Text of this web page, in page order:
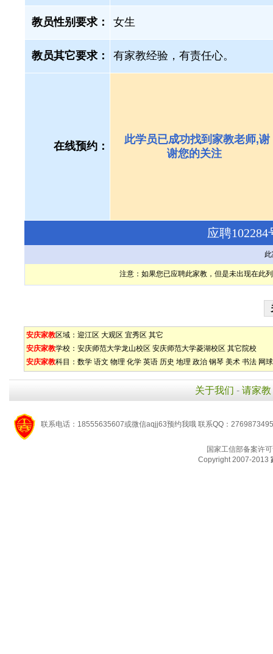
教员性别要求： 女生
教员其它要求： 有家教经验，有责任心。
在线预约：
此学员已成功找到家教老师,谢
谢您的关注
应聘
注意：如果您已应聘此家教，但是未出现在此
安庆家教区域： 迎江区 大观区 宜秀区 其它
安庆家教学校： 安庆师范大学龙山校区 安庆师范大学菱湖校区 其它院校
安庆家教科目： 数学 语文 物理 化学 英语 历史 地理 政治 钢琴 美术 书法 网球
关于我们 - 请家教
联系电话：18555635607或微信aqjj63预约我哦 联系QQ：
国家工信部备案许
Copyright 2007-2013